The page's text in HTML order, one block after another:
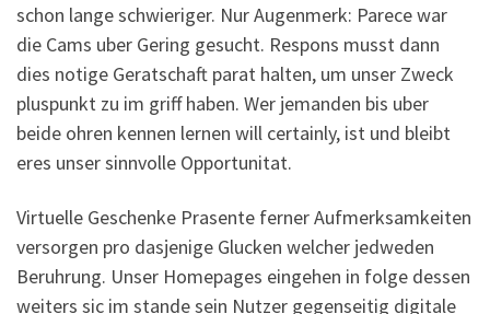
schon lange schwieriger. Nur Augenmerk: Parece war
die Cams uber Gering gesucht. Respons musst dann
dies notige Geratschaft parat halten, um unser Zweck
pluspunkt zu im griff haben. Wer jemanden bis uber
beide ohren kennen lernen will certainly, ist und bleibt
eres unser sinnvolle Opportunitat.
Virtuelle Geschenke Prasente ferner Aufmerksamkeiten
versorgen pro dasjenige Glucken welcher jedweden
Beruhrung. Unser Homepages eingehen in folge dessen
weiters sic im stande sein Nutzer gegenseitig digitale